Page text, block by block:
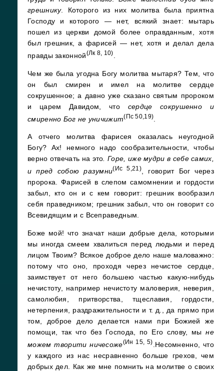
грешнику. Которого из них молитва была приятна
Господу и которого — нет, всякий знает: мытарь
пошел из церкви домой более оправданным, хотя
был грешник, а фарисей — нет, хотя и делал дела
правды законной(Лк 8, 10)
Чем же была угодна Богу молитва мытаря? Тем, что
он был смирен и имел на молитве сердце
сокрушенное; а давно уже сказано святым пророком
и царем Давидом, что сердце сокрушенно и
смиренно Бог не уничижит(Пс 50,19)
А отчего молитва фарисея оказалась неугодной
Богу? Ах! немного надо сообразительности, чтобы
верно отвечать на это. Горе, иже мудри в себе самих,
и пред собою разумни(Ис 5,21), говорит Бог через
пророка. Фарисей в слепом самомнении и гордости
забыл, кто он и с кем говорит: грешник вообразил
себя праведником; грешник забыл, что он говорит со
Всевидящим и с Всеправедным.
Боже мой! что значат наши добрые дела, которыми
мы иногда смеем хвалиться перед людьми и перед
лицом Твоим? Всякое доброе дело наше маловажно:
потому что оно, проходя через нечистое сердце,
заимствует от него большею частью какую-нибудь
нечистоту, например нечистоту маловерия, неверия,
самолюбия, притворства, тщеславия, гордости,
нетерпения, раздражительности и т. д., да прямо при
том, доброе дело делается нами при Божией же
помощи, так что без Господа, по Его слову, мыне
можем творити ничесоже(Ин 15, 5) .Несомненно, что
у каждого из нас несравненно больше грехов, чем
добрых дел. Как же мне помнить на молитве о своих